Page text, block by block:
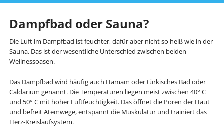
Dampfbad oder Sauna?
Die Luft im Dampfbad ist feuchter, dafür aber nicht so heiß wie in der
Sauna. Das ist der wesentliche Unterschied zwischen beiden
Wellnessoasen.
Das Dampfbad wird häufig auch Hamam oder türkisches Bad oder
Caldarium genannt. Die Temperaturen liegen meist zwischen 40° C
und 50° C mit hoher Luftfeuchtigkeit. Das öffnet die Poren der Haut
und befreit Atemwege, entspannt die Muskulatur und trainiert das
Herz-Kreislaufsystem.